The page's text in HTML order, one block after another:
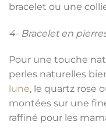
bracelet ou une
4- Bracelet en
Pour une touche
perles naturelles
lune, le quartz rose
montées sur une
raffiné pour les